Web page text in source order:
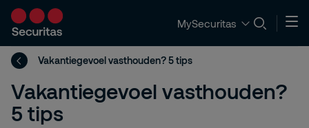
MySecuritas
Vakantiegevoel vasthouden? 5 tips
Vakantiegevoel vasthouden?
5 tips